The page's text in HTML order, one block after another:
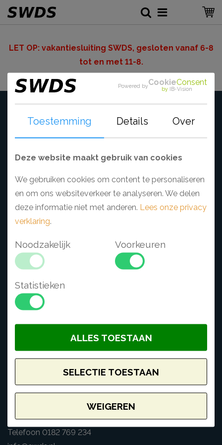
LET OP: vakantiesluiting SWDS, gesloten vanaf 6-8
tot en met 11-8.
« terug
KLANTENSERVICE
Contactgegevens
Bestellen en verzendkosten
Betaling
Levering
INFORMATIE
Zakelijke klanten
Dealers en webwinkels
Algemene voorwaarden
SWDS bv
2741 PX Waddinxveen
Telefoon 0182 769 234
Powered byCookieConsent
by IB-Vision
Toestemming Details Over
Deze website maakt gebruik van cookies
We gebruiken cookies om content te personaliseren
en om ons websiteverkeer te analyseren. We delen
deze informatie niet met anderen. Lees onze privacy
verklaring.
Noodzakelijk Voorkeuren
Statistieken
WEIGEREN
SELECTIE TOESTAAN
ALLES TOESTAAN